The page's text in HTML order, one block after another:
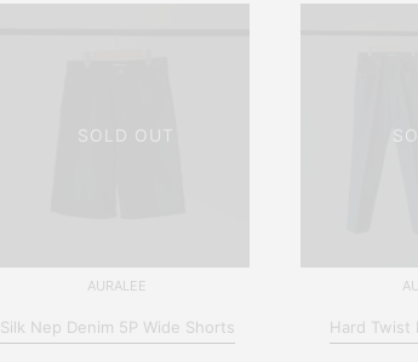
AURALEE
Silk Nep Denim 5P Wide Shorts
SOLD OUT
Hard Twist